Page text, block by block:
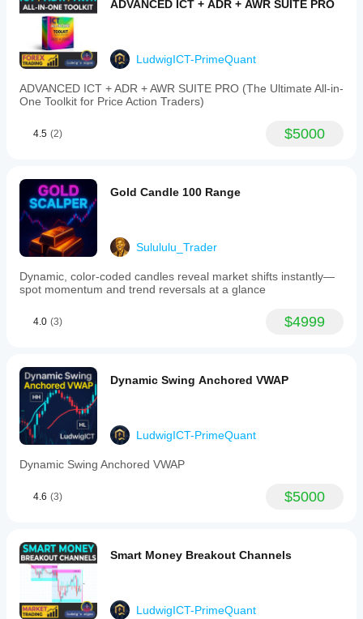
خسائر كبيرة. لست مسؤولًا عن أي نتائج مالية ناتجة عن
استخدام هذه الخوارزميات. تداول بمسؤولية واتبع دائمًا
بارك الله فيكم!
🙌
trade
decisions
by
revealing
market
structure
through
volume
for
swing
trading,
particularly
Forex
pairs
like
ملف تعريف المؤشر
ADVANCED ICT + ADR + AWR SUITE PRO
LudwigICT-PrimeQuant
ADVANCED ICT + ADR + AWR SUITE PRO (The Ultimate All-in-
One Toolkit for Price Action Traders)
4.5 (2) $5000
Gold Candle 100 Range
Sulululu_Trader
Dynamic, color‑coded candles reveal market shifts instantly—
spot momentum and trend reversals at a glance
4.0 (3) $4999
Dynamic Swing Anchored VWAP
LudwigICT-PrimeQuant
Dynamic Swing Anchored VWAP
4.6 (3) $5000
Smart Money Breakout Channels
LudwigICT-PrimeQuant